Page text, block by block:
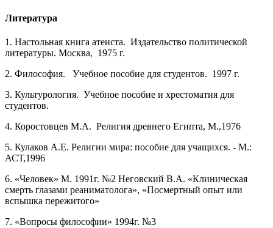
Литература
1. Настольная книга атеиста. Издательство политической
литературы. Москва, 1975 г.
2. Философия. Учебное пособие для студентов. 1997 г.
3. Культурология. Учебное пособие и хрестоматия для
студентов.
4. Коростовцев М.А. Религия древнего Египта, М.,1976
5. Кулаков А.Е. Религии мира: пособие для учащихся. - М.:
АСТ,1996
6. «Человек» М. 1991г. №2 Неговский В.А. «Клиническая
смерть глазами реаниматолога», «Посмертный опыт или
вспышка пережитого»
7. «Вопросы философии» 1994г. №3